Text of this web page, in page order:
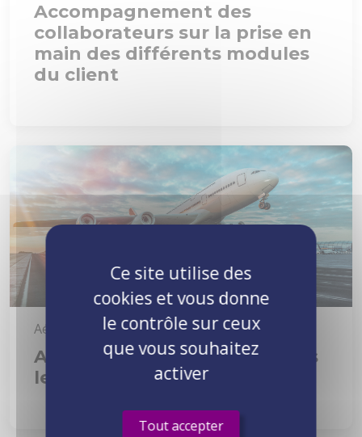
Accompagnement des
collaborateurs sur la prise en
main des différents modules
du client
Aéronautique
Accompagner les usines dans
le déploiement de SAP
Ce site utilise des
cookies et vous donne
le contrôle sur ceux
que vous souhaitez
activer
Tout accepter